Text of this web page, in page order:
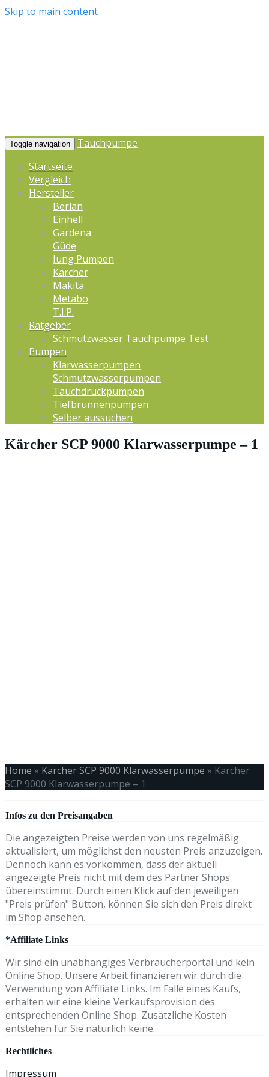
Skip to main content
Toggle navigation
Tauchpumpe
Startseite
Vergleich
Hersteller
Berlan
Einhell
Gardena
Güde
Jung Pumpen
Kärcher
Makita
Metabo
T.I.P.
Ratgeber
Schmutzwasser Tauchpumpe Test
Pumpen
Klarwasserpumpen
Schmutzwasserpumpen
Tauchdruckpumpen
Tiefbrunnenpumpen
Selber aussuchen
Kärcher SCP 9000 Klarwasserpumpe – 1
Home » Kärcher SCP 9000 Klarwasserpumpe » Kärcher
SCP 9000 Klarwasserpumpe – 1
Infos zu den Preisangaben
Die angezeigten Preise werden von uns regelmäßig
aktualisiert, um möglichst den neusten Preis anzuzeigen.
Dennoch kann es vorkommen, dass der aktuell
angezeigte Preis nicht mit dem des Partner Shops
übereinstimmt. Durch einen Klick auf den jeweiligen
"Preis prüfen" Button, können Sie sich den Preis direkt
im Shop ansehen.
*Affiliate Links
Wir sind ein unabhängiges Verbraucherportal und kein
Online Shop. Unsere Arbeit finanzieren wir durch die
Verwendung von Affiliate Links. Im Falle eines Kaufs,
erhalten wir eine kleine Verkaufsprovision des
entsprechenden Online Shop. Zusätzliche Kosten
entstehen für Sie natürlich keine.
Rechtliches
Impressum